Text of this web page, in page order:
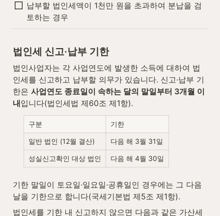
납부할 법인세액이 1천만 원을 초과하여 분납을 검
토하는 경우
법인세 신고·납부 기한
법인사업자는 각 사업연도에 발생한 소득에 대하여 법
인세를 신고하고 납부할 의무가 있습니다. 신고·납부 기
한은 사업연도 종료일이 속하는 달의 말일부터 3개월 이
내입니다(법인세법 제60조 제1항).
구분 기한
일반 법인 (12월 결산) 다음 해 3월 31일
성실신고확인 대상 법인 다음 해 4월 30일
기한 말일이 토요일·일요일·공휴일인 경우에는 그 다음
날을 기한으로 합니다(국세기본법 제5조 제1항).
법인세를 기한 내 신고하지 않으면 다음과 같은 가산세